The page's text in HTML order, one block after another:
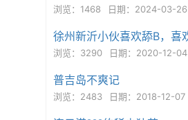
浏览：1468 日期：2024-03-26
浏览：3290 日期：2020-12-04
普吉岛不爽记
浏览：2483 日期：2018-12-07